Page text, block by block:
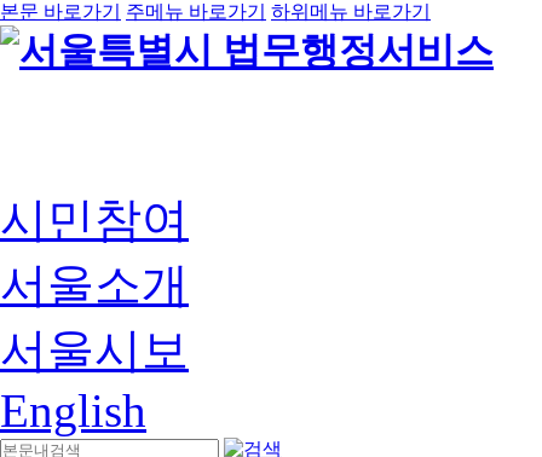
본문 바로가기 주메뉴 바로가기 하위메뉴 바로가기
시민참여
서울소개
서울시보
English